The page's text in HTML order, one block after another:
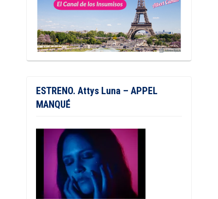
ESTRENO. Attys Luna – APPEL
MANQUÉ